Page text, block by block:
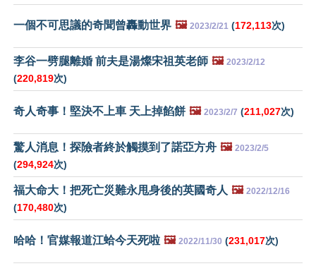
一個不可思議的奇聞曾轟動世界 🖼️ 2023/2/21 (172,113次)
李谷一劈腿離婚 前夫是湯燦宋祖英老師 🖼️ 2023/2/12
(220,819次)
奇人奇事！堅決不上車 天上掉餡餅 🖼️ 2023/2/7 (211,027次)
驚人消息！探險者終於觸摸到了諾亞方舟 🖼️ 2023/2/5
(294,924次)
福大命大！把死亡災難永甩身後的英國奇人 🖼️ 2022/12/16
(170,480次)
哈哈！官媒報道江蛤今天死啦 🖼️ 2022/11/30 (231,017次)